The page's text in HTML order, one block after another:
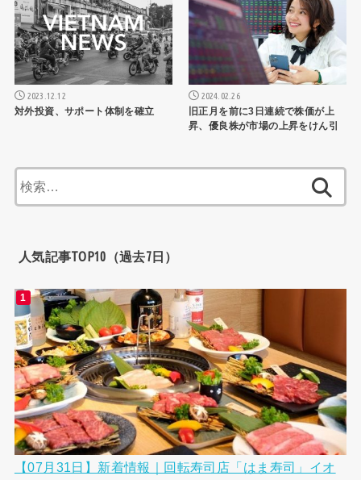
2023.12.12
対外投資、サポート体制を確立
2024.02.26
旧正月を前に3日連続で株価が上
昇、優良株が市場の上昇をけん引
索:
人気記事TOP10（過去7日）
【07月31日】新着情報｜回転寿司店「はま寿司」イオ